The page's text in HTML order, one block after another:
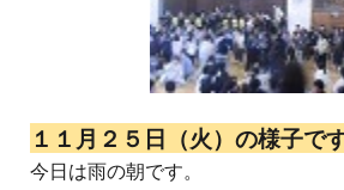
１１月２５日（火）の様子です
今日は雨の朝です。